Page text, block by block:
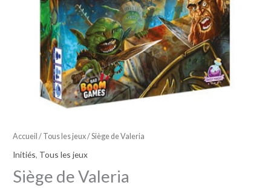
Accueil / Tous les jeux/ Siège de Valeria
Initiés, Tous les jeux
Siège de Valeria